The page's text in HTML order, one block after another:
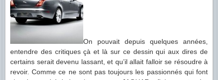
On pouvait depuis quelques années,
entendre des critiques çà et là sur ce dessin qui aux dires de
certains serait devenu lassant, et qu’il allait falloir se résoudre à
revoir. Comme ce ne sont pas toujours les passionnés qui font